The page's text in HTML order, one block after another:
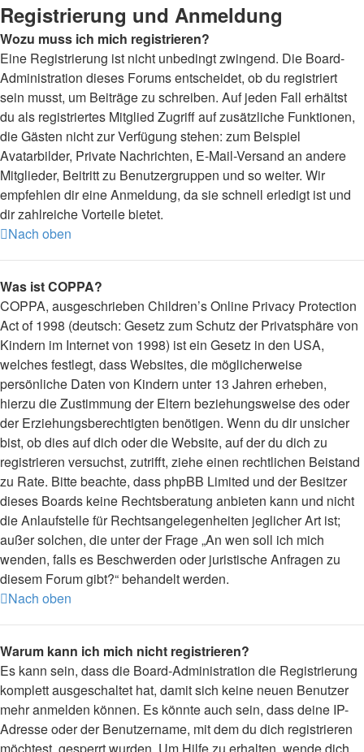
Registrierung und Anmeldung
Wozu muss ich mich registrieren?
Eine Registrierung ist nicht unbedingt zwingend. Die Board-
Administration dieses Forums entscheidet, ob du registriert
sein musst, um Beiträge zu schreiben. Auf jeden Fall erhältst
du als registriertes Mitglied Zugriff auf zusätzliche Funktionen,
die Gästen nicht zur Verfügung stehen: zum Beispiel
Avatarbilder, Private Nachrichten, E-Mail-Versand an andere
Mitglieder, Beitritt zu Benutzergruppen und so weiter. Wir
empfehlen dir eine Anmeldung, da sie schnell erledigt ist und
dir zahlreiche Vorteile bietet.
Nach oben
Was ist COPPA?
COPPA, ausgeschrieben Children’s Online Privacy Protection
Act of 1998 (deutsch: Gesetz zum Schutz der Privatsphäre von
Kindern im Internet von 1998) ist ein Gesetz in den USA,
welches festlegt, dass Websites, die möglicherweise
persönliche Daten von Kindern unter 13 Jahren erheben,
hierzu die Zustimmung der Eltern beziehungsweise des oder
der Erziehungsberechtigten benötigen. Wenn du dir unsicher
bist, ob dies auf dich oder die Website, auf der du dich zu
registrieren versuchst, zutrifft, ziehe einen rechtlichen Beistand
zu Rate. Bitte beachte, dass phpBB Limited und der Besitzer
dieses Boards keine Rechtsberatung anbieten kann und nicht
die Anlaufstelle für Rechtsangelegenheiten jeglicher Art ist;
außer solchen, die unter der Frage „An wen soll ich mich
wenden, falls es Beschwerden oder juristische Anfragen zu
diesem Forum gibt?“ behandelt werden.
Nach oben
Warum kann ich mich nicht registrieren?
Es kann sein, dass die Board-Administration die Registrierung
komplett ausgeschaltet hat, damit sich keine neuen Benutzer
mehr anmelden können. Es könnte auch sein, dass deine IP-
Adresse oder der Benutzername, mit dem du dich registrieren